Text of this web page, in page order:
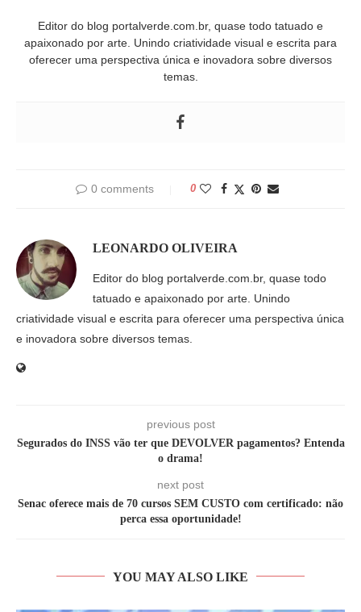
Editor do blog portalverde.com.br, quase todo tatuado e
apaixonado por arte. Unindo criatividade visual e escrita para
oferecer uma perspectiva única e inovadora sobre diversos
temas.
0 comments 0
LEONARDO OLIVEIRA
Editor do blog portalverde.com.br, quase todo
tatuado e apaixonado por arte. Unindo
criatividade visual e escrita para oferecer uma perspectiva única
e inovadora sobre diversos temas.
previous post
Segurados do INSS vão ter que DEVOLVER pagamentos? Entenda
o drama!
next post
Senac oferece mais de 70 cursos SEM CUSTO com certificado: não
perca essa oportunidade!
YOU MAY ALSO LIKE